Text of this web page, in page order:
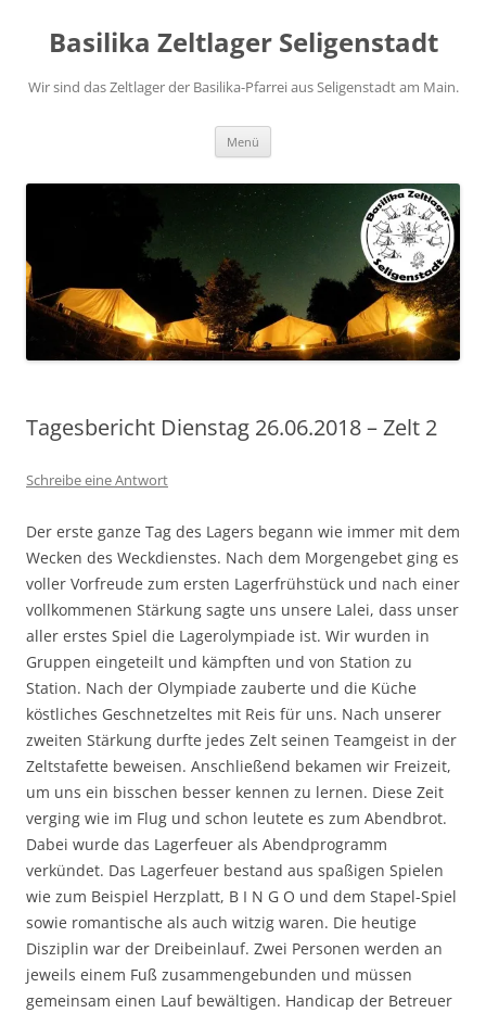
springen
Basilika Zeltlager Seligenstadt
Wir sind das Zeltlager der Basilika-Pfarrei aus Seligenstadt am Main.
Menü
Tagesbericht Dienstag 26.06.2018 – Zelt 2
Schreibe eine Antwort
Der erste ganze Tag des Lagers begann wie immer mit dem
Wecken des Weckdienstes. Nach dem Morgengebet ging es
voller Vorfreude zum ersten Lagerfrühstück und nach einer
vollkommenen Stärkung sagte uns unsere Lalei, dass unser
aller erstes Spiel die Lagerolympiade ist. Wir wurden in
Gruppen eingeteilt und kämpften und von Station zu
Station. Nach der Olympiade zauberte und die Küche
köstliches Geschnetzeltes mit Reis für uns. Nach unserer
zweiten Stärkung durfte jedes Zelt seinen Teamgeist in der
Zeltstafette beweisen. Anschließend bekamen wir Freizeit,
um uns ein bisschen besser kennen zu lernen. Diese Zeit
verging wie im Flug und schon leutete es zum Abendbrot.
Dabei wurde das Lagerfeuer als Abendprogramm
verkündet. Das Lagerfeuer bestand aus spaßigen Spielen
wie zum Beispiel Herzplatt, B I N G O und dem Stapel-Spiel
sowie romantische als auch witzig waren. Die heutige
Disziplin war der Dreibeinlauf. Zwei Personen werden an
jeweils einem Fuß zusammengebunden und müssen
gemeinsam einen Lauf bewältigen. Handicap der Betreuer